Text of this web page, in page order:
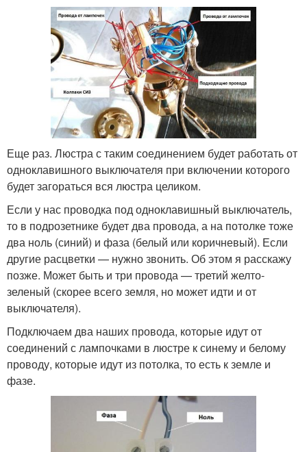
Еще раз. Люстра с таким соединением будет работать от
одноклавишного выключателя при включении которого
будет загораться вся люстра целиком.
Если у нас проводка под одноклавишный выключатель,
то в подрозетнике будет два провода, а на потолке тоже
два ноль (синий) и фаза (белый или коричневый). Если
другие расцветки — нужно звонить. Об этом я расскажу
позже. Может быть и три провода — третий желто-
зеленый (скорее всего земля, но может идти и от
выключателя).
Подключаем два наших провода, которые идут от
соединений с лампочками в люстре к синему и белому
проводу, которые идут из потолка, то есть к земле и
фазе.